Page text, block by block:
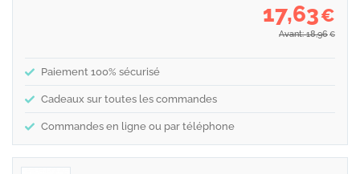
17,63€
Avant: 18,96 €
Paiement 100% sécurisé
Cadeaux sur toutes les commandes
Commandes en ligne ou par téléphone